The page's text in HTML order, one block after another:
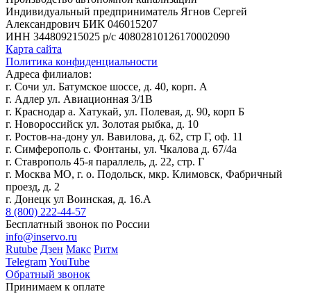
Индивидуальный предприниматель Ягнов Сергей
Александрович БИК 046015207
ИНН 344809215025 р/с 40802810126170002090
Карта сайта
Политика конфиденциальности
Адреса филиалов:
г. Сочи ул. Батумское шоссе, д. 40, корп. А
г. Адлер ул. Авиационная 3/1В
г. Краснодар а. Хатукай, ул. Полевая, д. 90, корп Б
г. Новороссийск ул. Золотая рыбка, д. 10
г. Ростов-на-дону ул. Вавилова, д. 62, стр Г, оф. 11
г. Симферополь с. Фонтаны, ул. Чкалова д. 67/4а
г. Ставрополь 45-я параллель, д. 22, стр. Г
г. Москва МО, г. о. Подольск, мкр. Климовск, Фабричный
проезд, д. 2
г. Донецк ул Воинская, д. 16.А
8 (800) 222-44-57
Бесплатный звонок по России
info@inservo.ru
Rutube Дзен Макс Ритм
Telegram YouTube
Обратный звонок
Принимаем к оплате